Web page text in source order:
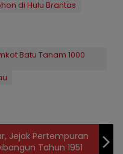
di Hulu Brantas
Batu Tanam 1000
Jejak Pertempuran
Tahun 1951